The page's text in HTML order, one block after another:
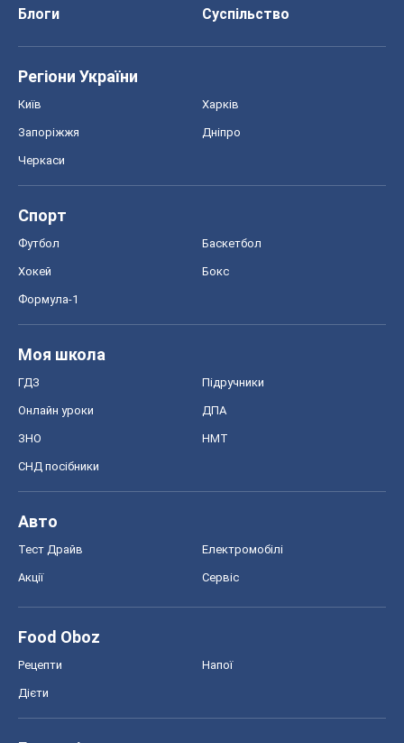
Блоги
Суспільство
Регіони України
Київ Харків
Запоріжжя Дніпро
Черкаси
Спорт
Футбол Баскетбол
Хокей Бокс
Формула-1
Моя школа
ГДЗ Підручники
Онлайн уроки ДПА
ЗНО НМТ
СНД посібники
Авто
Тест Драйв Електромобілі
Акції Сервіс
Food Oboz
Рецепти Напої
Дієти